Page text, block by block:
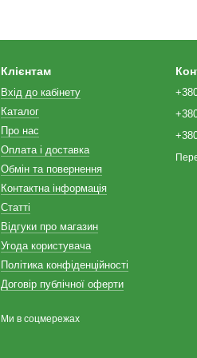
Клієнтам
Вхід до кабінету
Каталог
Про нас
Оплата і доставка
Обмін та повернення
Контактна інформація
Статті
Відгуки про магазин
Угода користувача
Політика конфіденційності
Договір публічної оферти
Ми в соцмережах